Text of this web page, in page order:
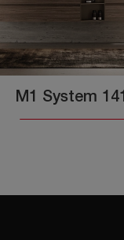
M1 System 141